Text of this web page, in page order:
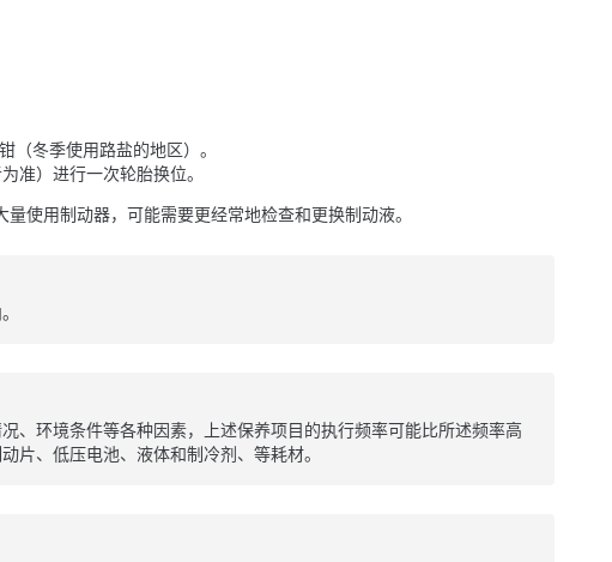
（冬季使用路盐的地区）。
准）进行一次轮胎换位。
使用制动器，可能需要更经常地检查和更换制动液。
、环境条件等各种因素，上述保养项目的执行频率可能比所述频率高
片、低压电池、液体和制冷剂、等耗材。